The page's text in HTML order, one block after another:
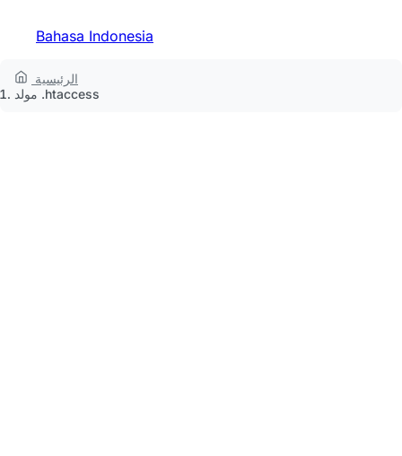
Bahasa Indonesia
الرئيسية
مولد .htaccess